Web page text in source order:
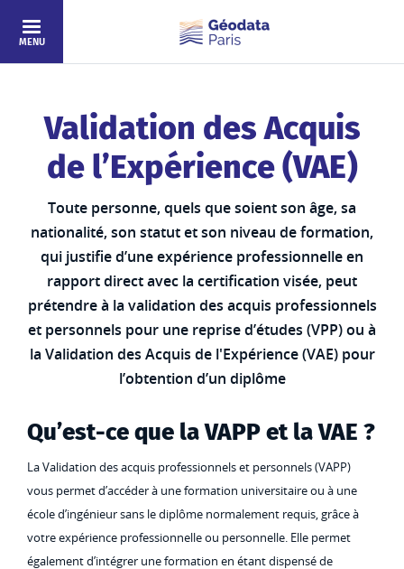
Skip to main content
MENU
Validation des Acquis
de l’Expérience (VAE)
Toute personne, quels que soient son âge, sa
nationalité, son statut et son niveau de formation,
qui justifie d’une expérience professionnelle en
rapport direct avec la certification visée, peut
prétendre à la validation des acquis professionnels
et personnels pour une reprise d’études (VPP) ou à
la Validation des Acquis de l'Expérience (VAE) pour
l’obtention d’un diplôme
Qu’est-ce que la VAPP et la VAE ?
La Validation des acquis professionnels et personnels (VAPP)
vous permet d’accéder à une formation universitaire ou à une
école d’ingénieur sans le diplôme normalement requis, grâce à
votre expérience professionnelle ou personnelle. Elle permet
également d’intégrer une formation en étant dispensé de